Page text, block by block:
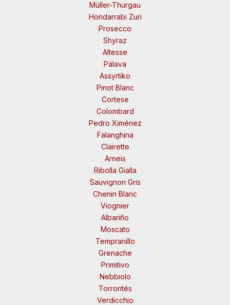
Müller-Thurgau
Hondarrabi Zuri
Prosecco
Shyraz
Altesse
Pálava
Assyrtiko
Pinot Blanc
Cortese
Colombard
Pedro Ximénez
Falanghina
Clairette
Arneis
Ribolla Gialla
Sauvignon Gris
Chenin Blanc
Viognier
Albariño
Moscato
Tempranillo
Grenache
Primitivo
Nebbiolo
Torrontés
Verdicchio